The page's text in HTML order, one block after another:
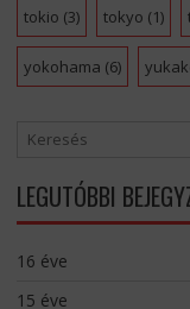
tokio (3) tokyo (1)
yokohama (6)
LEGUTÓBBI
16 éve
15 éve